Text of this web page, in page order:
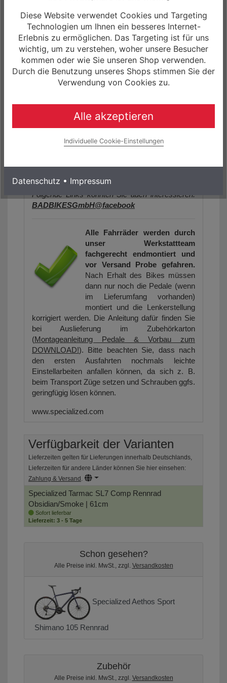
(2) Obsidian/Smoke
(3) Red Tint Carbon/Red Sky
Die Artikelbilder dienen zur Information
(Abweichungen zur Artikelbeschreibung sind
möglich, da sich der Hersteller das Recht
vorbehält, die Produktspezifikation zu ändern).
angegebenen Spezifikationen. Weitere Details
finden Sie auch auf der Herstellerseite.
Tarmac SL7 Comp Rennradsowie weitere
uns im Shop (www.rockmachine-germany.de) zu
Folgende Links könnten Sie auch interessieren:
BADBIKESGmbH@facebook
Alle Fahrräder werden durch
unser Werkstattteam
fachgerecht endmontiert und
vor Versand Probe gefahren.
Nach Erhalt des Bikes müssen
dann nur noch die Pedale (wenn
im Lieferumfang vorhanden)
montiert und die Lenkerstellung
korrigiert werden. Die Anleitung dafür finden Sie
bei Auslieferung im Zubehörkarton
(Montageanleitung Pedale & Vorbau zum
DOWNLOAD!). Bitte beachten Sie, dass nach
den ersten Ausfahrten nochmals leichte
Einstellarbeiten anfallen können, da sich z. B.
beim Transport Züge setzen und Schrauben ggfs.
geringfügig lösen können.
www.specialized.com
Verfügbarkeit der Varianten
Lieferzeiten gelten für Lieferungen innerhalb Deutschlands,
Lieferzeiten für andere Länder können Sie hier einsehen:
Zahlung & Versand .
Specialized Tarmac SL7 Comp Rennrad
Obsidian/Smoke | 61cm
Sofort lieferbar
Lieferzeit: 3 - 5 Tage
Schon gesehen?
Alle Preise inkl. MwSt., zzgl. Versandkosten
Specialized Aethos Sport
Shimano 105 Rennrad
Zubehör
Alle Preise inkl. MwSt., zzgl. Versandkosten
Diese Website verwendet Cookies und Targeting
Technologien um Ihnen ein besseres Internet-
Erlebnis zu ermöglichen. Das Targeting ist für uns
wichtig, um zu verstehen, woher unsere Besucher
kommen oder wie Sie unseren Shop verwenden.
Durch die Benutzung unseres Shops stimmen Sie der
Verwendung von Cookies zu.
Alle akzeptieren
Individuelle Cookie-Einstellungen
Datenschutz • Impressum